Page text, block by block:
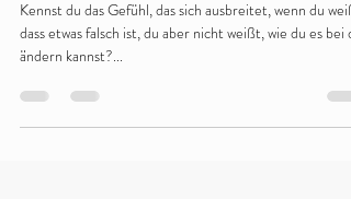
Vegan, aber EHRLICH!
Kennst du das Gefühl, das sich ausbreitet, wenn du
dass etwas falsch ist, du aber nicht weißt, wie du es bei